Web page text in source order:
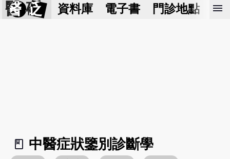
醫 砭 資料庫 電子書 門診地點 預
menu
book_2
中醫症狀鑒別診斷學